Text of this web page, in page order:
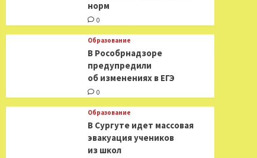
норм
0
Образование
В Рособрнадзоре
предупредили
об изменениях в ЕГЭ
0
Образование
В Сургуте идет массовая
эвакуация учеников
из школ